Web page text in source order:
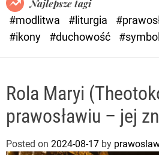
e
Najlepsze tagi
#modlitwa
#liturgia
#ikony
#duchowość
Rola Maryi
prawosławiu – jej
Posted on 2024-08-17 by